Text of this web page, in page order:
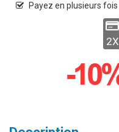
Payez en plusieurs fois
2X